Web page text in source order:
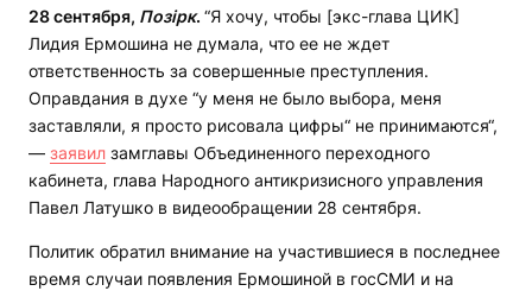
28 сентября, Позірк. “Я хочу, чтобы [экс-глава ЦИК]
Лидия Ермошина не думала, что ее не ждет
ответственность за совершенные преступления.
Оправдания в духе “у меня не было выбора, меня
заставляли, я просто рисовала цифры“ не принимаются“,
— заявил замглавы Объединенного переходного
кабинета, глава Народного антикризисного управления
Павел Латушко в видеообращении 28 сентября.
Политик обратил внимание на участившиеся в последнее
время случаи появления Ермошиной в госСМИ и на